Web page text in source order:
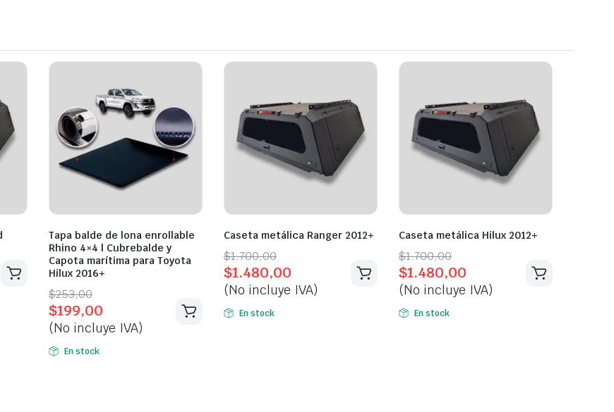
Tapa balde de lona enrollable
Rhino 4×4 | Cubrebalde y
Capota marítima para Toyota
Hilux 2016+
$253,00
Original
price
was:
$253,00.
$199,00
Current
price
is:
$199,00.
(No incluye IVA)
En stock
Caseta metálica Ranger 2012+
$1.700,00
Original
price
was:
$1.700,00.
$1.480,00
Current
price
is:
$1.480,00.
(No incluye IVA)
En stock
Caseta metálica Hilux 2012+
$1.700,00
Original
price
was:
$1.700,00.
$1.480,00
Current
price
is:
$1.480,00.
(No incluye IVA)
En stock